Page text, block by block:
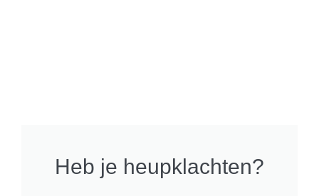
Heb je heupklachten?